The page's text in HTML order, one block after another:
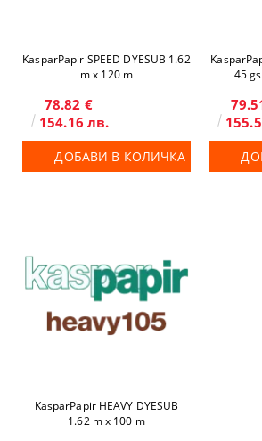
KasparPapir SPEED DYESUB 1.62
m x 120 m
78.82 €
154.16 лв.
ДОБАВИ В КОЛИЧКА
45
KasparPapir HEAVY DYESUB
1.62 m x 100 m